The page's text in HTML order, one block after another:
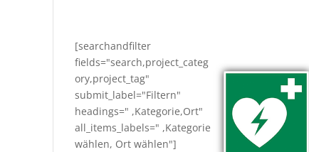
[searchandfilter
fields="search,project_categ
ory,project_tag"
submit_label="Filtern"
headings=" ,Kategorie,Ort"
all_items_labels=" ,Kategorie
wählen, Ort wählen"]